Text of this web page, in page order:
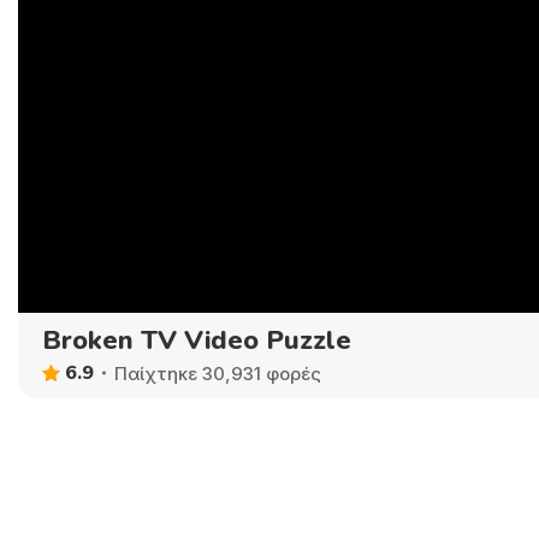
Broken TV Video Puzzle
6.9 Παίχτηκε 30,931 φορές